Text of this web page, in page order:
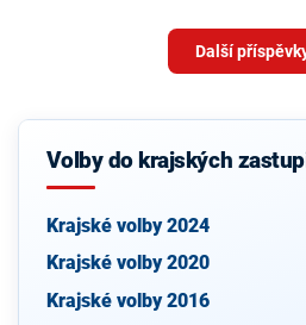
Další
Volby do krajských
Krajské volby 2024
Krajské volby 2020
Krajské volby 2016